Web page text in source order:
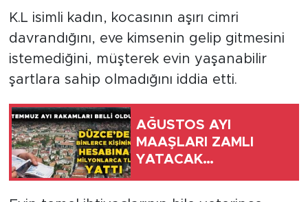
K.L isimli kadın, kocasının aşırı cimri
davrandığını, eve kimsenin gelip gitmesini
istemediğini, müşterek evin yaşanabilir
şartlara sahip olmadığını iddia etti.
AĞUSTOS AYI
MAAŞLARI ZAMLI
YATACAK…